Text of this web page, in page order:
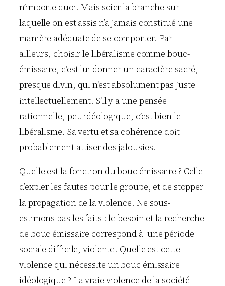
n’importe quoi. Mais scier la branche sur
laquelle on est assis n’a jamais constitué une
manière adéquate de se comporter. Par
ailleurs, choisir le libéralisme comme bouc-
émissaire, c’est lui donner un caractère sacré,
presque divin, qui n’est absolument pas juste
intellectuellement. S’il y a une pensée
rationnelle, peu idéologique, c’est bien le
libéralisme. Sa vertu et sa cohérence doit
probablement attiser des jalousies.
Quelle est la fonction du bouc émissaire ? Celle
d’expier les fautes pour le groupe, et de stopper
la propagation de la violence. Ne sous-
estimons pas les faits : le besoin et la recherche
de bouc émissaire correspond à une période
sociale difficile, violente. Quelle est cette
violence qui nécessite un bouc émissaire
idéologique ? La vraie violence de la société